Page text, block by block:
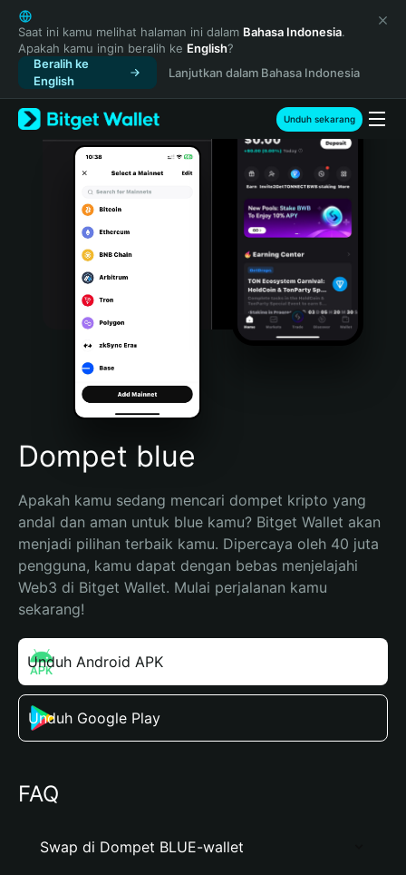
English
日本語
Tiếng Việt
Русский
Español (Latinoamérica)
Türkçe
Italiano
Português (Portugal)
Bahasa Indonesia
Português (Brasil)
Español (Argentina)
Saat ini kamu melihat halaman ini dalam Bahasa Indonesia.
Apakah kamu ingin beralih ke English?
Beralih ke
English
Lanjutkan dalam Bahasa Indonesia
Unduh sekarang
Dompet blue
Apakah kamu sedang mencari dompet kripto yang
andal dan aman untuk blue kamu? Bitget Wallet akan
menjadi pilihan terbaik kamu. Dipercaya oleh 40 juta
pengguna, kamu dapat dengan bebas menjelajahi
Web3 di Bitget Wallet. Mulai perjalanan kamu
sekarang!
Unduh Android APK
Unduh Google Play
FAQ
Swap di Dompet BLUE-wallet